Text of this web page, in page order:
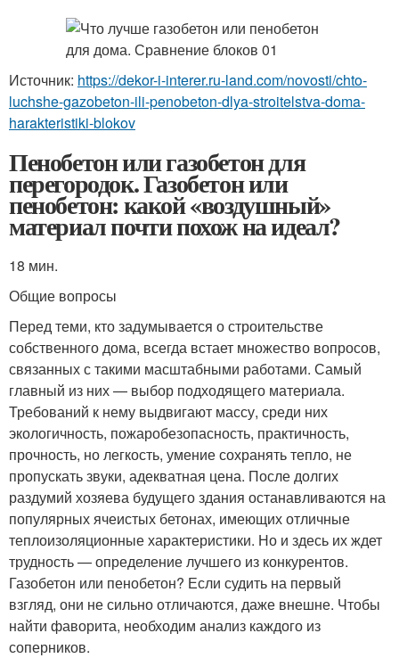
Источник: https://dekor-i-interer.ru-land.com/novosti/chto-
luchshe-gazobeton-ili-penobeton-dlya-stroitelstva-doma-
harakteristiki-blokov
Пенобетон или газобетон для
перегородок. Газобетон или
пенобетон: какой «воздушный»
материал почти похож на идеал?
18 мин.
Общие вопросы
Перед теми, кто задумывается о строительстве
собственного дома, всегда встает множество вопросов,
связанных с такими масштабными работами. Самый
главный из них — выбор подходящего материала.
Требований к нему выдвигают массу, среди них
экологичность, пожаробезопасность, практичность,
прочность, но легкость, умение сохранять тепло, не
пропускать звуки, адекватная цена. После долгих
раздумий хозяева будущего здания останавливаются на
популярных ячеистых бетонах, имеющих отличные
теплоизоляционные характеристики. Но и здесь их ждет
трудность — определение лучшего из конкурентов.
Газобетон или пенобетон? Если судить на первый
взгляд, они не сильно отличаются, даже внешне. Чтобы
найти фаворита, необходим анализ каждого из
соперников.